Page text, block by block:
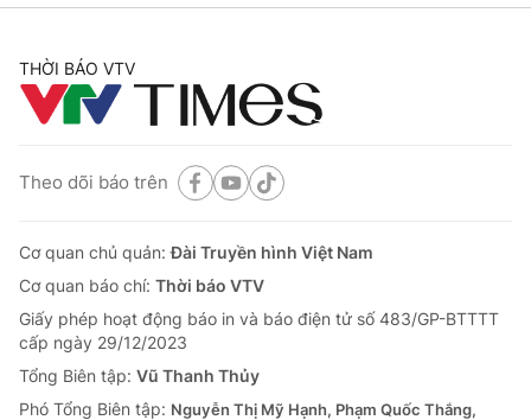
THỜI BÁO VTV
Theo dõi báo trên
Cơ quan chủ quản:Đài Truyền hình Việt Nam
Cơ quan báo chí: Thời báo VTV
Giấy phép hoạt động báo in và báo điện tử số 483/GP-BTTTT
cấp ngày 29/12/2023
Tổng Biên tập: Vũ Thanh Thủy
Phó Tổng Biên tập: Nguyễn Thị Mỹ Hạnh, Phạm Quốc Thắng,